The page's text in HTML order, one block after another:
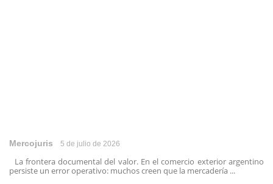
Mercojuris 5 de julio de 2026
La frontera documental del valor. En el comercio exterior argentino
persiste un error operativo: muchos creen que la mercadería ...